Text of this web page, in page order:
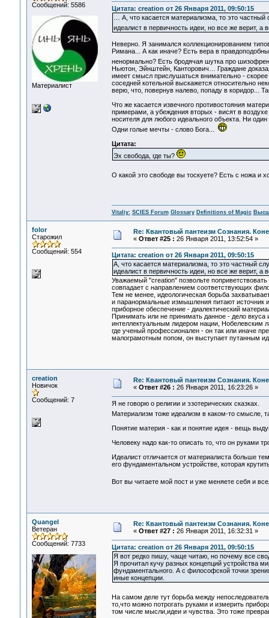
Сообщений: 5586
Материалист
Цитата: creation от 26 Января 2011, 09:50:15
… А, что касается материализма, то это
идеалист в первичность идеи, но все же верит,
Неверно. Я занимался коллекционированием
Римана... А как иначе? Есть вера в
ненормально? Есть бродячая шутка про
Ньютон, Эйнштейн, Канторович… Граждане
имеет смысл прислушаться внимательно - скорее
соседней котельной выскажется относительно
верю, что, повернув налево, попаду в коридор...
Что же касается извечного противостояния
примерами, а убеждения вторых - висят в
носителя для любого идеального объекта. Ни
Одни голые мечты - слово Бога...
Цитата:
Эх свобода, где ты?
О какой это свободе вы тоскуете? Есть с ножа и
Vitaliy: SCIES Forum Glossary Definitions of Magic
folor
Старожил
Сообщений: 554
Re: Квантовый пантеизм Сознания.
« Ответ #25 : 26 Января 2011, 13:52:54 »
Цитата: creation от 26 Января 2011, 09:50:15
А, что касается материализма, то это частный
идеалист в первичность идеи, но все же верит, а
Уважаемый "creation" позвольте
совпадает с направлением соответствующих
Тем не менее, идеологическая борьба
и паранормальные измышления питают источник
приборное обеспечение - диалектический
Принимать или не принимать данное - дело вкуса
интеллектуальным лидером нации,
где ученый профессионален - он так или иначе
малограмотным попом, он выступает путанным
creation
Новичок
Сообщений: 7
Re: Квантовый пантеизм Сознания.
« Ответ #26 : 26 Января 2011, 16:23:26 »
Я не говорю о религии и эзотерических сказках.
Материализм тоже идеализм в каком-то смысле,
Понятие материя - как и понятие идея - вещь
Человеку надо как-то описать то, что он руками
Идеалист отличается от материалиста больше
его фундаментальном устройстве, которая
Вот вы читаете мой пост и уже меняете себя и
Quangel
Ветеран
Сообщений: 7733
Re: Квантовый пантеизм Сознания.
« Ответ #27 : 26 Января 2011, 16:32:31 »
Цитата: creation от 26 Января 2011, 09:50:15
Я вот редко пишу, чаще читаю, но почему все
Я прочитал кучу разных концепций устройства
фундаментального. А с философской точки
иные концепции.
На самом деле тут борьба между
то,что можно потрогать руками и измерить
том числе мысли,идеи и чувства. Это тоже